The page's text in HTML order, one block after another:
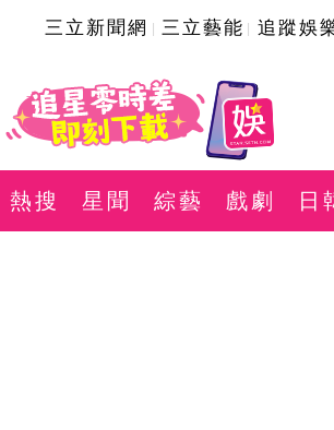
三立新聞網 三立藝能 追蹤娛
熱搜 星聞 綜藝 戲劇 日